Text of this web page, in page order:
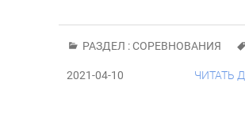
РАЗДЕЛ :СОРЕВНОВАНИЯ
2021-04-10 ЧИТАТЬ